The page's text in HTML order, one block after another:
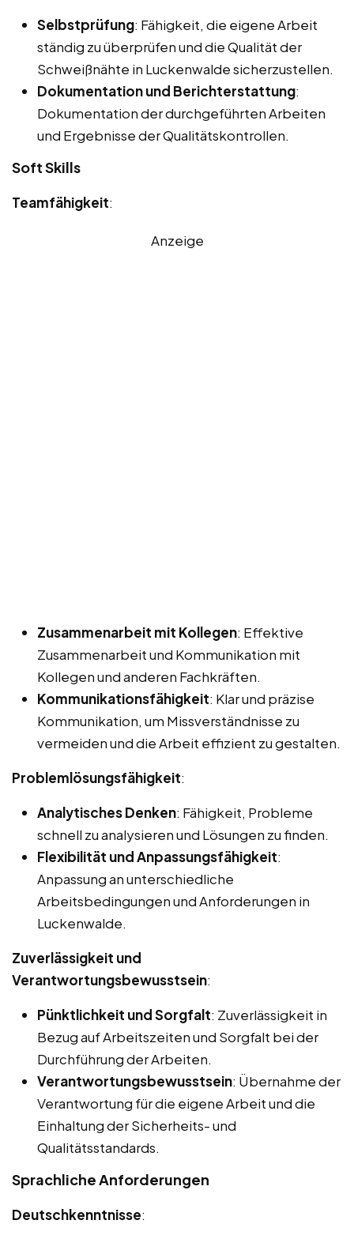
Selbstprüfung: Fähigkeit, die eigene Arbeit
ständig zu überprüfen und die Qualität der
Schweißnähte in Luckenwalde sicherzustellen.
Dokumentation und Berichterstattung:
Dokumentation der durchgeführten Arbeiten
und Ergebnisse der Qualitätskontrollen.
Soft Skills
Teamfähigkeit:
Anzeige
Zusammenarbeit mit Kollegen: Effektive
Zusammenarbeit und Kommunikation mit
Kollegen und anderen Fachkräften.
Kommunikationsfähigkeit: Klar und präzise
Kommunikation, um Missverständnisse zu
vermeiden und die Arbeit effizient zu gestalten.
Problemlösungsfähigkeit:
Analytisches Denken: Fähigkeit, Probleme
schnell zu analysieren und Lösungen zu finden.
Flexibilität und Anpassungsfähigkeit:
Anpassung an unterschiedliche
Arbeitsbedingungen und Anforderungen in
Luckenwalde.
Zuverlässigkeit und
Verantwortungsbewusstsein:
Pünktlichkeit und Sorgfalt: Zuverlässigkeit in
Bezug auf Arbeitszeiten und Sorgfalt bei der
Durchführung der Arbeiten.
Verantwortungsbewusstsein: Übernahme der
Verantwortung für die eigene Arbeit und die
Einhaltung der Sicherheits- und
Qualitätsstandards.
Sprachliche Anforderungen
Deutschkenntnisse: